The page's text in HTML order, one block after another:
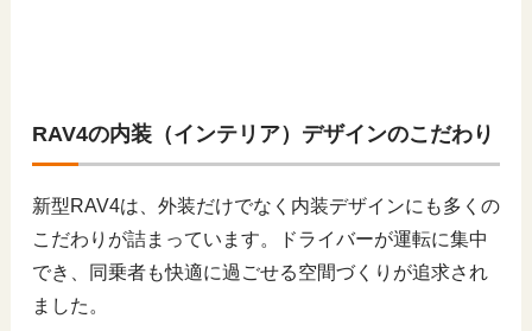
RAV4の内装（インテリア）デザインのこだわり
新型RAV4は、外装だけでなく内装デザインにも多くの
こだわりが詰まっています。ドライバーが運転に集中
でき、同乗者も快適に過ごせる空間づくりが追求され
ました。